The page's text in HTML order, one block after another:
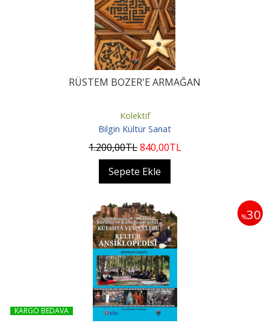
RÜSTEM BOZER'E ARMAĞAN
Kolektif
Bilgin Kültür Sanat
1.200,00TL840,00TL
Sepete Ekle
%30
KARGO BEDAVA